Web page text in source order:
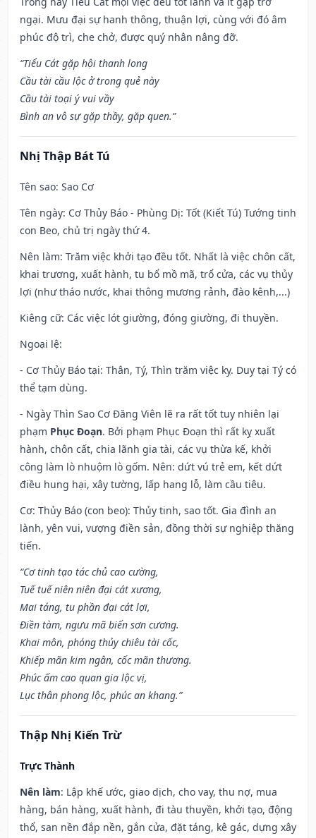
ngại. Mưu đại sự hanh thông, thuận lợi, cùng với đó âm
phúc độ trì, che chở, được quý nhân nâng đỡ.
“Tiểu Cát gặp hội thanh long
Cầu tài cầu lộc ở trong quẻ này
Cầu tài toại ý vui vầy
Bình an vô sự gặp thầy, gặp quen.”
Nhị Thập Bát Tú
Tên sao: Sao Cơ
Tên ngày: Cơ Thủy Báo - Phùng Dị: Tốt (Kiết Tú) Tướng tinh
con Beo, chủ trị ngày thứ 4.
Nên làm: Trăm việc khởi tạo đều tốt. Nhất là việc chôn cất,
khai trương, xuất hành, tu bổ mồ mã, trổ cửa, các vụ thủy
lợi (như tháo nước, khai thông mương rảnh, đào kênh,...)
Kiêng cữ: Các việc lót giường, đóng giường, đi thuyền.
Ngoại lệ:
- Cơ Thủy Báo tại: Thân, Tý, Thìn trăm việc kỵ. Duy tại Tý có
thể tạm dùng.
- Ngày Thìn Sao Cơ Đăng Viên lẽ ra rất tốt tuy nhiên lại
phạm Phục Đoạn. Bởi phạm Phục Đoạn thì rất kỵ xuất
hành, chôn cất, chia lãnh gia tài, các vụ thừa kế, khởi
công làm lò nhuộm lò gốm. Nên: dứt vú trẻ em, kết dứt
điều hung hại, xây tường, lấp hang lỗ, làm cầu tiêu.
Cơ: Thủy Báo (con beo): Thủy tinh, sao tốt. Gia đình an
lành, yên vui, vượng điền sản, đồng thời sự nghiệp thăng
tiến.
“Cơ tinh tạo tác chủ cao cường,
Tuế tuế niên niên đại cát xương,
Mai táng, tu phần đại cát lợi,
Điền tàm, ngưu mã biến sơn cương.
Khai môn, phóng thủy chiêu tài cốc,
Khiếp mãn kim ngân, cốc mãn thương.
Phúc ấm cao quan gia lộc vị,
Lục thân phong lộc, phúc an khang.”
Thập Nhị Kiến Trừ
Trực Thành
Nên làm: Lập khế ước, giao dịch, cho vay, thu nợ, mua
hàng, bán hàng, xuất hành, đi tàu thuyền, khởi tạo, động
thổ, san nền đắp nền, gắn cửa, đặt táng, kê gác, dựng xây